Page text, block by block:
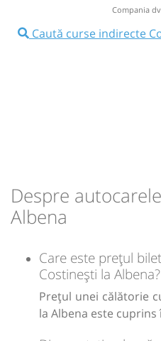
Semnalați
NOU!Pune poze din
12:15 Albena
de Centrul de
1 50 min
179lei
Compania
Caută curse indirecte
Despre
Albena
Care este prețul
Costinești la Albena?
Prețul unei călătorie
la Albena este cuprins